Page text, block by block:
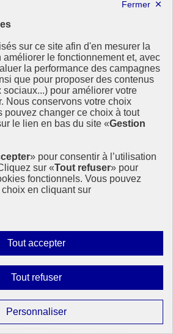
sur ce site afin d'en mesurer la
le fonctionnement et, avec
la performance des campagnes
que pour proposer des contenus
pour améliorer votre
Nous conservons votre choix
pouvez changer ce choix à tout
le lien en bas du site «Gestion
» pour consentir à l’utilisation
sur «Tout refuser» pour
fonctionnels. Vous pouvez
en cliquant sur
Tout accepterAutoriser
tous
Tout refuserInterdire
tous
PersonnaliserParamétrer
les
en faveur de l’égalité
le monde : une volonté de
citoyennes en faveur de l’égalité femmes-
une volonté de changement »
Focus 2030 et Women Deliver